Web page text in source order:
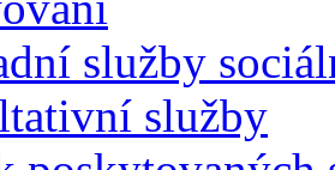
služby
služby